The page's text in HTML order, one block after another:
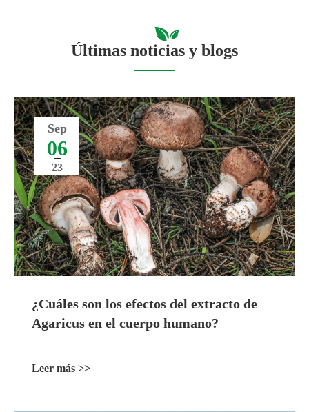
Últimas noticias y blogs
Sep
06
23
¿Cuáles son los efectos del extracto de
Agaricus en el cuerpo humano?
Leer más >>